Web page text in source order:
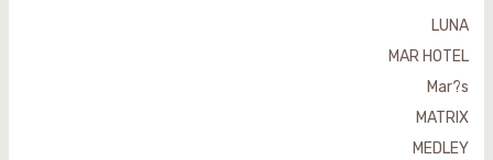
LUNA
MAR HOTEL
Mar?s
MATRIX
MEDLEY